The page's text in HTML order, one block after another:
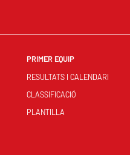
PRIMER EQUIP
RESULTATS I CALENDARI
CLASSIFICACIÓ
PLANTILLA